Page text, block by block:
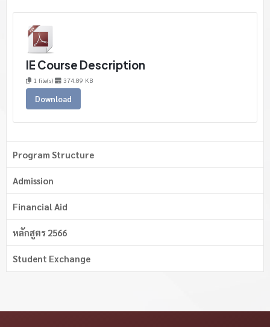
IE Course Description
1 file(s) 374.89 KB
Download
Program Structure
Admission
Financial Aid
หลักสูตร 2566
Student Exchange